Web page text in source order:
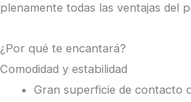
plenamente todas las ventajas del
¿Por qué te encantará?
Comodidad y estabilidad
Gran superficie de contacto